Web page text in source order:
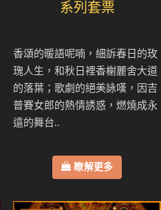
系列套票
香頌的暖語呢喃，細訴春日的玫
瑰人生，和秋日裡香榭麗舍大道
的落葉；歌劇的絕美詠嘆，因吉
普賽女郎的熱情誘惑，燃燒成永
遠的舞台..
瞭解更多